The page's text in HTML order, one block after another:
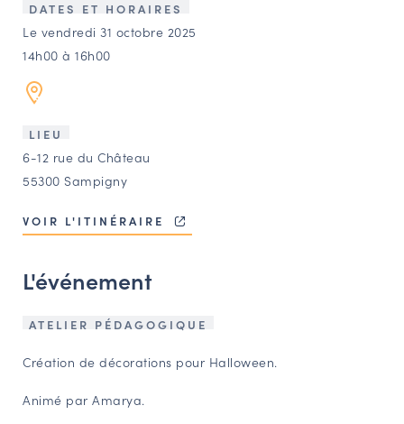
LES ACTIONS PHARES
CONTACT
Agenda
Annuaire
Ressources
BOURSE D’ÉCHANGE
CARTES DES NAUDIN
Espace acteurs
DATES ET HORAIRES
Le vendredi 31 octobre 2025
14h00 à 16h00
LIEU
6-12 rue du Château
55300 Sampigny
VOIR L'ITINÉRAIRE
L'événement
ATELIER PÉDAGOGIQUE
Création de décorations pour Halloween.
Animé par Amarya.